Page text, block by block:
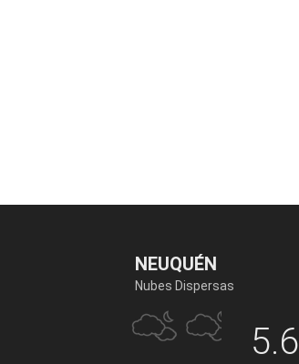
NEUQUÉN
Nubes Dispersas
5.6